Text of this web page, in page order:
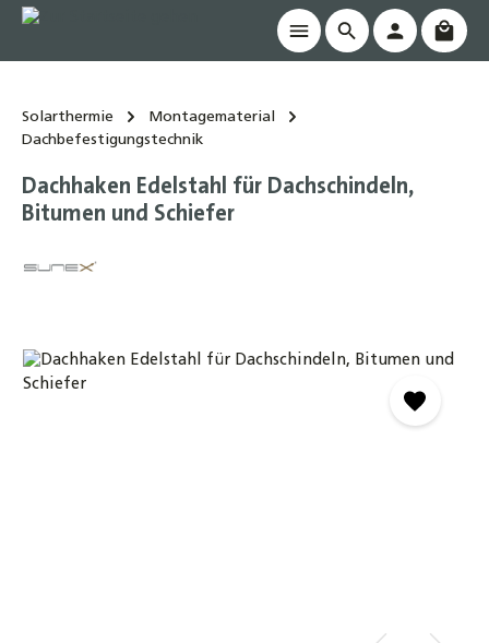
springen
Solarthermie
Montagematerial
Dachbefestigungstechnik
Dachhaken Edelstahl für Dachschindeln,
Bitumen und Schiefer
Bildergalerie überspringen